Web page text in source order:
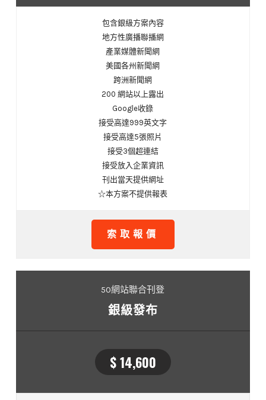
包含銀級方案內容
地方性廣播聯播網
產業媒體新聞網
美國各州新聞網
跨洲新聞網
200 網站以上露出
Google收錄
接受高達999英文字
接受高達5張照片
接受3個超連結
接受放入企業資訊
刊出當天提供網址
☆本方案不提供報表
索取報價
50網站聯合刊登
銀級發布
$ 14,600